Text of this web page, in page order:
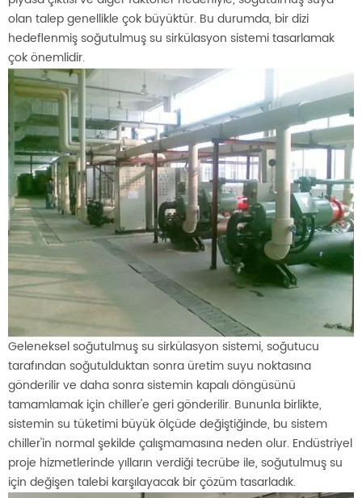
olan talep genellikle çok büyüktür. Bu durumda, bir dizi
hedeflenmiş soğutulmuş su sirkülasyon sistemi tasarlamak
çok önemlidir.
Geleneksel soğutulmuş su sirkülasyon sistemi, soğutucu
tarafından soğutulduktan sonra üretim suyu noktasına
gönderilir ve daha sonra sistemin kapalı döngüsünü
tamamlamak için chiller'e geri gönderilir. Bununla birlikte,
sistemin su tüketimi büyük ölçüde değiştiğinde, bu sistem
chiller'in normal şekilde çalışmamasına neden olur. Endüstriyel
proje hizmetlerinde yılların verdiği tecrübe ile, soğutulmuş su
için değişen talebi karşılayacak bir çözüm tasarladık.